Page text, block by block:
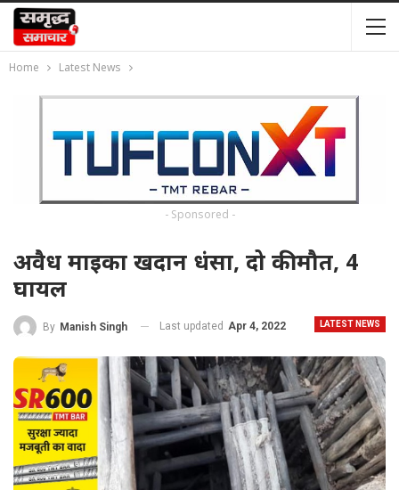
Home Latest News
- Sponsored -
अवैध माइका खदान धंसा, दो की मौत, 4
घायल
LATEST NEWS
By Manish Singh Last updated Apr 4, 2022